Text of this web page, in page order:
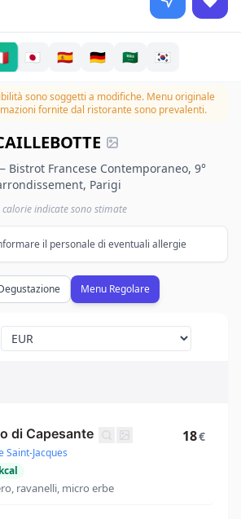
🇯🇵 🇪🇸 🇩🇪 🇸🇦 🇰🇷
sono soggetti a modifiche. Menu originale
fornite dal ristorante sono prevalenti.
Bistrot Francese Contemporaneo, 9°
Parigi
calorie indicate sono stimate
il personale di eventuali allergie
Menu Regolare
di Capesante
Saint-Jacques
kcal
ravanelli, micro erbe
18€